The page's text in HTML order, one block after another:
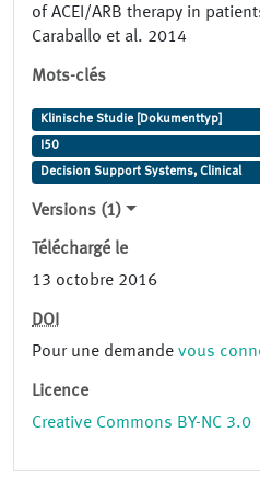
of ACEI/ARB therapy in
Caraballo et al. 2014
Mots-clés
Klinische Studie [Dokumenttyp]
I50
Decision Support Systems, Clinical
Versions (1)
Téléchargé le
13 octobre 2016
DOI
Pour une demande vous
Licence
Creative Commons BY-NC 3.0